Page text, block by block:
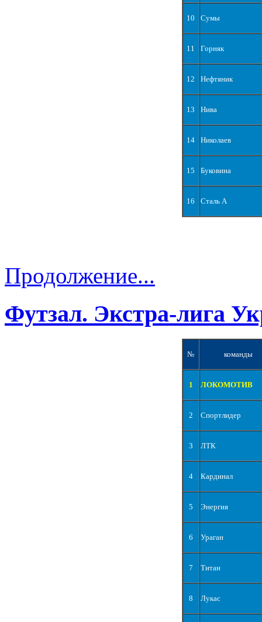
10 Сумы
11 Горняк
12 Нефтяник
13 Нива
14 Николаев
15 Буковина
16 Сталь А
Продолжение...
Футзал. Экстра-лига
№ команды
1 ЛОКОМОТИВ
2 Спортлидер
3 ЛТК
4 Кардинал
5 Энергия
6 Ураган
7 Титан
8 Лукас